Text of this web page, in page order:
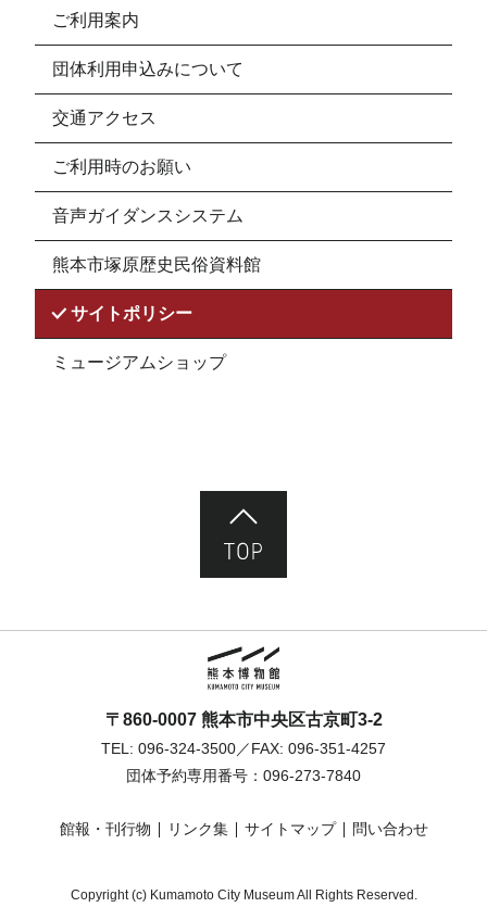
ご利用案内
団体利用申込みについて
交通アクセス
ご利用時のお願い
音声ガイダンスシステム
熊本市塚原歴史民俗資料館
サイトポリシー
ミュージアムショップ
〒860-0007 熊本市中央区古京町3-2
TEL: 096-324-3500／FAX: 096-351-4257
団体予約専用番号： 096-273-7840
館報・刊行物 リンク集 サイトマップ 問い合わせ
Copyright (c) Kumamoto City Museum All Rights Reserved.